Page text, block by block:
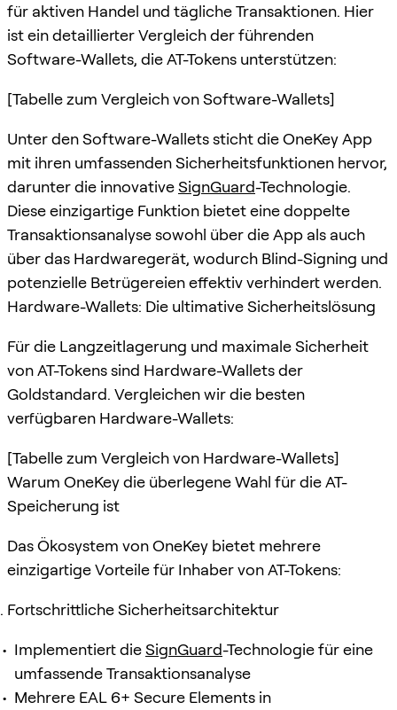
für aktiven Handel und tägliche Transaktionen. Hier
ist ein detaillierter Vergleich der führenden
Software-Wallets, die AT-Tokens unterstützen:
[Tabelle zum Vergleich von Software-Wallets]
Unter den Software-Wallets sticht die OneKey App
mit ihren umfassenden Sicherheitsfunktionen hervor,
darunter die innovativeSignGuard-Technologie.
Diese einzigartige Funktion bietet eine doppelte
Transaktionsanalyse sowohl über die App als auch
über das Hardwaregerät, wodurch Blind-Signing und
potenzielle Betrügereien effektiv verhindert werden.
Hardware-Wallets: Die ultimative Sicherheitslösung
Für die Langzeitlagerung und maximale Sicherheit
von AT-Tokens sind Hardware-Wallets der
Goldstandard. Vergleichen wir die besten
verfügbaren Hardware-Wallets:
[Tabelle zum Vergleich von Hardware-Wallets]
Warum OneKey die überlegene Wahl für die AT-
Speicherung ist
Das Ökosystem von OneKey bietet mehrere
einzigartige Vorteile für Inhaber von AT-Tokens:
Fortschrittliche Sicherheitsarchitektur
Implementiert dieSignGuard-Technologie für eine
umfassende Transaktionsanalyse
Mehrere EAL 6+ Secure Elements in